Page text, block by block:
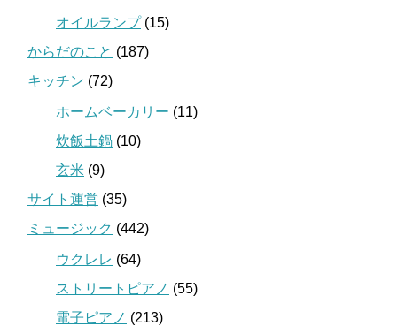
オイルランプ(15)
からだのこと (187)
キッチン (72)
ホームベーカリー (11)
炊飯土鍋 (10)
玄米 (9)
サイト運営 (35)
ミュージック (442)
ウクレレ (64)
ストリートピアノ (55)
電子ピアノ (213)